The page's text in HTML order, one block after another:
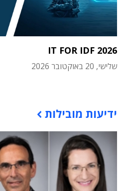
IT FOR IDF 2026
שלישי, 20 באוקטובר 2026
ידיעות מובילות